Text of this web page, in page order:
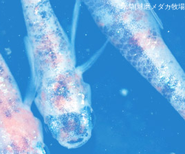
水草|球磨メダカ牧場